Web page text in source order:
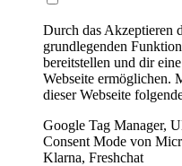
Durch das Akzeptieren
grundlegenden
bereitstellen und dir
Webseite ermöglichen.
dieser Webseite
Google Tag Manager,
Consent Mode von
Klarna, Freshchat